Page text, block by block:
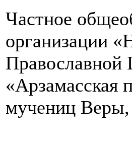
Частное
организации
Православной
«Арзамасская
мучениц